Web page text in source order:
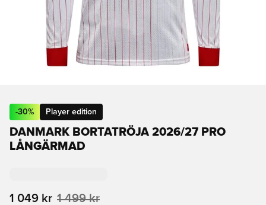
-30% Player edition
DANMARK BORTATRÖJA 2026/27 PRO
LÅNGÄRMAD
1 049 kr 1 499 kr